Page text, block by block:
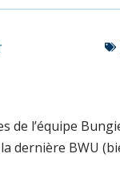
de l’équipe
dernière BWU